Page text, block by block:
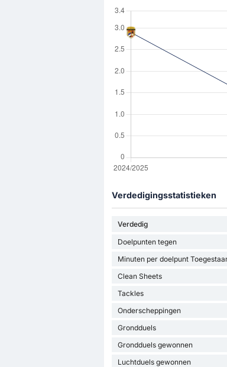
Verdedigingsstatistieken
Verdedig
Doelpunten tegen
Minuten per doelpunt
Clean Sheets
Tackles
Onderscheppingen
Grondduels
Grondduels gewonnen
Luchtduels gewonnen